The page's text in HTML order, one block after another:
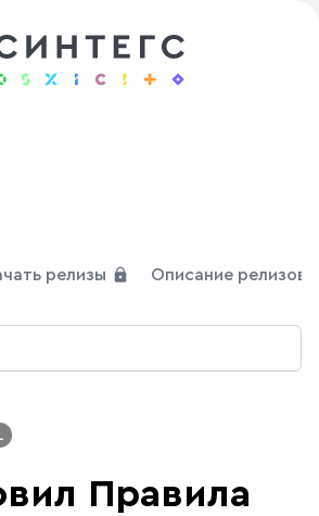
релизы Описание релизов
Правила